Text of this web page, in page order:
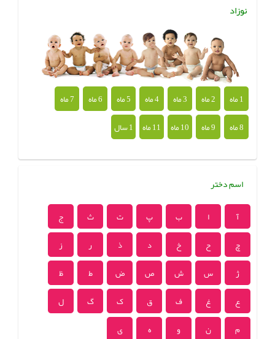
نوزاد
1 ماه 2 ماه 3 ماه 4 ماه 5 ماه 6 ماه
7 ماه
8 ماه
9 ماه 10 ماه 11 ماه 1 سال
اسم دختر
آ ا ب پ ت ث
ج
چ
ح خ د ذ ر
ز
ژ
س ش ص ض ط
ظ
ع
غ ف ق ک گ
ل
م
ن و ه ی